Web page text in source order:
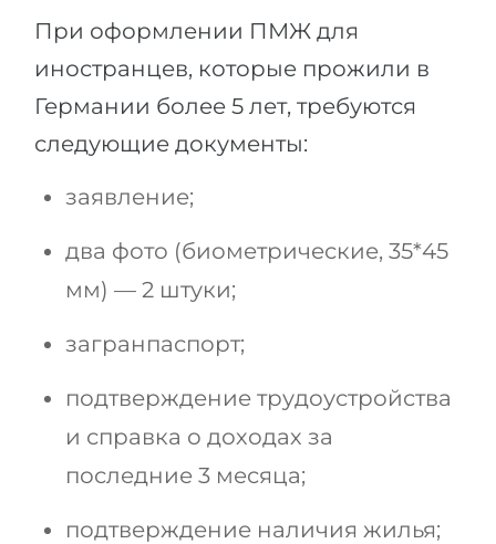
При оформлении ПМЖ для
иностранцев, которые прожили в
Германии более 5 лет, требуются
следующие документы:
заявление;
два фото (биометрические, 35*45
мм) — 2 штуки;
загранпаспорт;
подтверждение трудоустройства
и справка о доходах за
последние 3 месяца;
подтверждение наличия жилья;